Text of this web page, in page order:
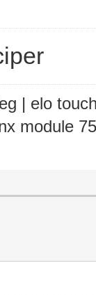
| elo
module